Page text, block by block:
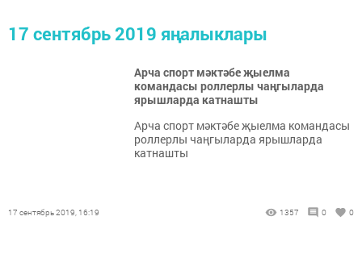
17 сентябрь 2019 яңалыклары
Арча спорт мәктәбе җыелма
командасы роллерлы чаңгыларда
ярышларда катнашты
Арча спорт мәктәбе җыелма командасы
роллерлы чаңгыларда ярышларда
катнашты
17 сентябрь 2019, 16:19 1357 0 0